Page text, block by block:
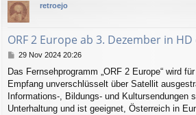
retroejo
ORF 2 Europe ab 3. Dezember in
B
i
t
r
a
29 Nov 2024 20:26
Das Fernsehprogramm „ORF 2 Europe“ wird
Empfang unverschlüsselt über Satellit
Informations-, Bildungs- und Kultursendungen
Unterhaltung und ist geeignet, Österreich in